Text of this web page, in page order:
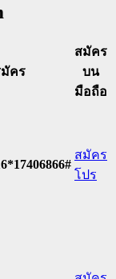
คร
สมัคร
บน
มือถือ
สมัคร
โปร